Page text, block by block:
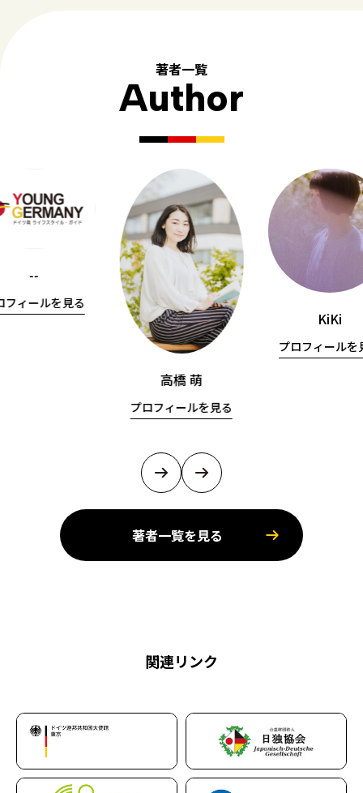
著者一覧
Author
--
フィールを見る
高橋 萌
プロフィールを見る
KiKi
プロフィールを
著者一覧を見る
関連リンク